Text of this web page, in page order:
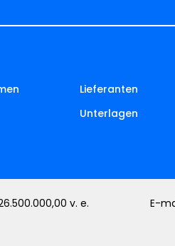
Lieferanten
Unterlagen
v. e. E-